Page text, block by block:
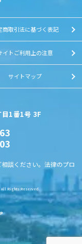
商取引法に基づく表記
イトご利用上の注意
サイトマップ
1番1号 3F
談ください。法律のプロ
All Rights Reserved.